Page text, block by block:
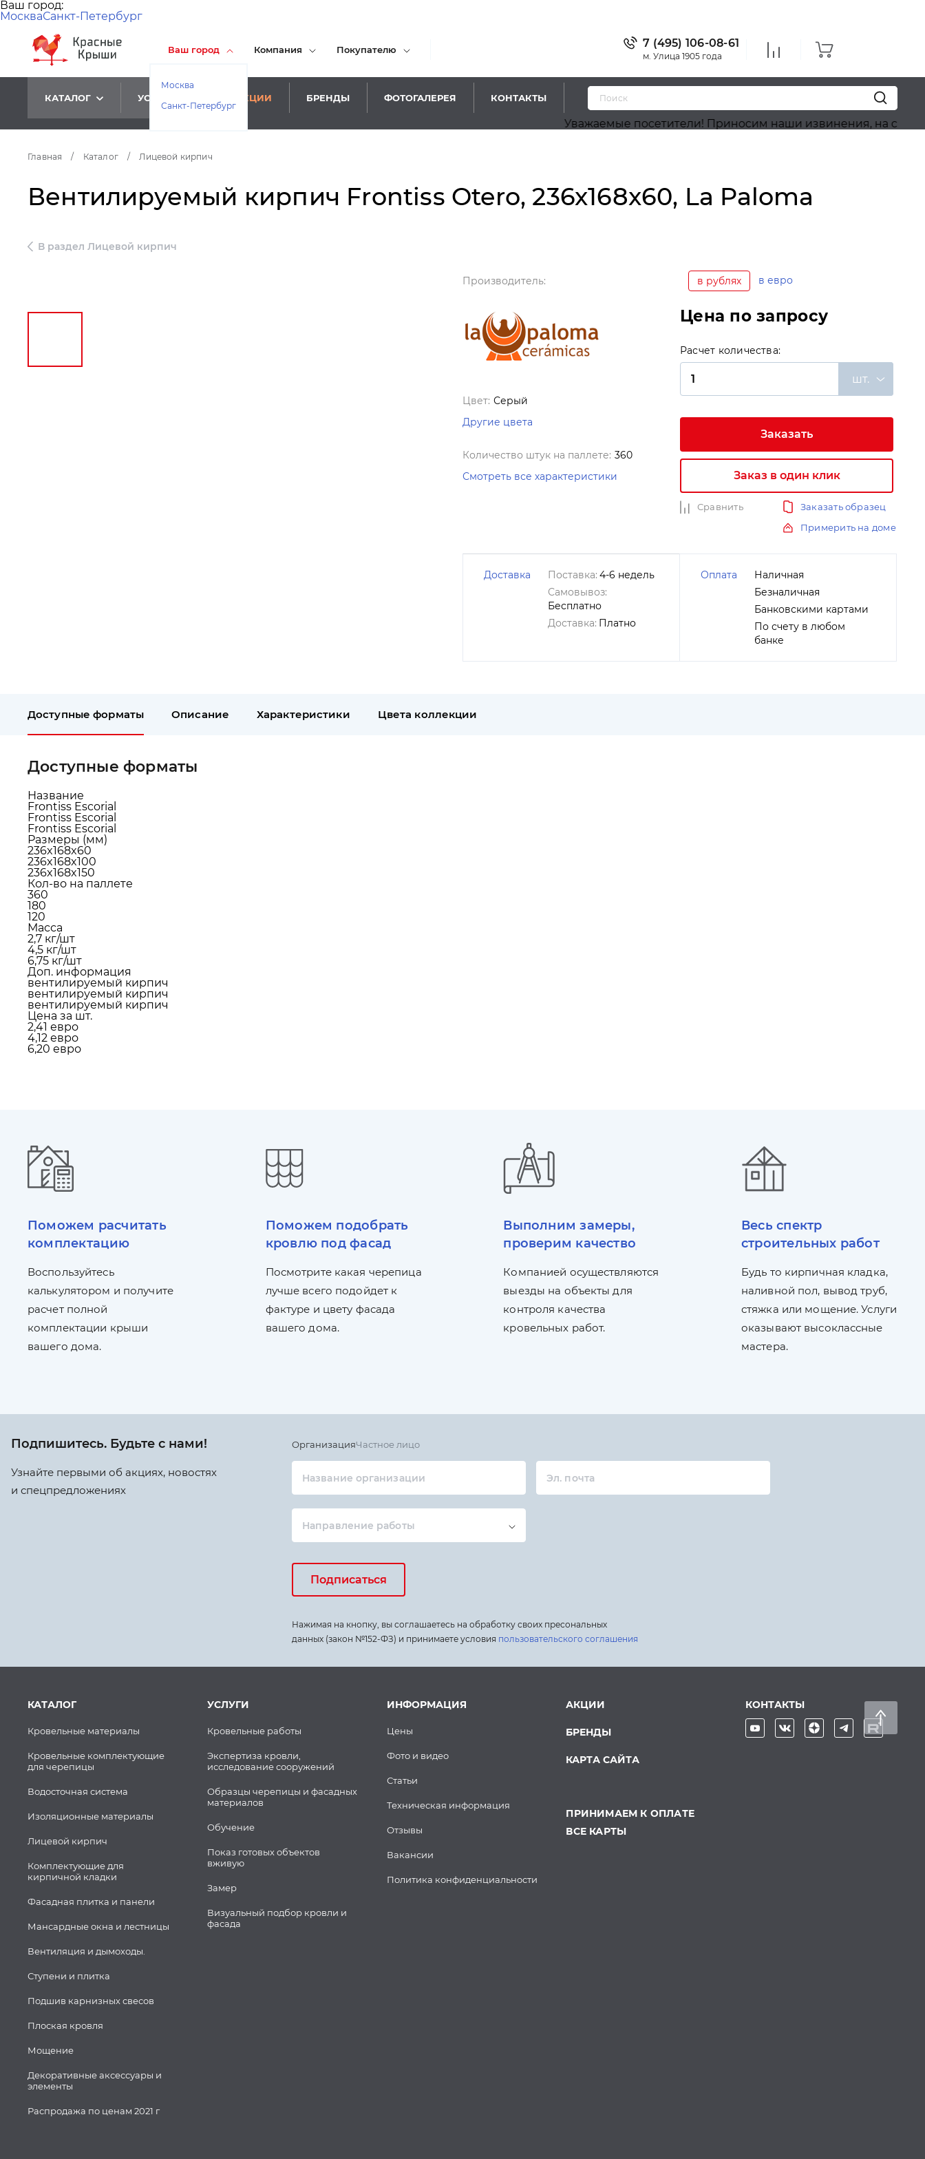
Ваш город:
МоскваСанкт-Петербург
Ваш город
Москва
Санкт-Петербург
Компания Покупателю
7 (495) 106-08-61
м. Улица 1905 года
КАТАЛОГ УСЛУГИ АКЦИИ БРЕНДЫ ФОТОГАЛЕРЕЯ КОНТАКТЫ
Уважаемые посетители! Приносим наши извинения, на сайте идёт
Главная / Каталог / Лицевой кирпич
Вентилируемый кирпич Frontiss Otero, 236x168x60, La Paloma
В раздел Лицевой кирпич
Производитель:
Цвет: Серый
Другие цвета
Количество штук на паллете: 360
Смотреть все характеристики
в рублях в евро
Цена по запросу
Расчет количества:
шт.
Заказать
Заказ в один клик
Сравнить
Заказать образец
Примерить на доме
Доставка Поставка: 4-6 недель
Самовывоз:
Бесплатно
Доставка: Платно
Оплата
Наличная
Безналичная
Банковскими картами
По счету в любом
банке
Доступные форматы Описание Характеристики Цвета коллекции
Доступные форматы
Название
Frontiss Escorial
Frontiss Escorial
Frontiss Escorial
Размеры (мм)
236x168x60
236x168x100
236x168x150
Кол-во на паллете
360
180
120
Масса
2,7 кг/шт
4,5 кг/шт
6,75 кг/шт
Доп. информация
вентилируемый кирпич
вентилируемый кирпич
вентилируемый кирпич
Цена за шт.
2,41 евро
4,12 евро
6,20 евро
Поможем расчитать
комплектацию
Воспользуйтесь
калькулятором и получите
расчет полной
комплектации крыши
вашего дома.
Поможем подобрать
кровлю под фасад
Посмотрите какая черепица
лучше всего подойдет к
фактуре и цвету фасада
вашего дома.
Выполним замеры,
проверим качество
Компанией осуществляются
выезды на объекты для
контроля качества
кровельных работ.
Весь спектр
строительных работ
Будь то кирпичная кладка,
наливной пол, вывод труб,
стяжка или мощение. Услуги
оказывают высоклассные
мастера.
Подпишитесь. Будьте с нами!
Узнайте первыми об акциях, новостях
и спецпредложениях
ОрганизацияЧастное лицо
Название организации Эл. почта
Направление работы
Подписаться
Нажимая на кнопку, вы соглашаетесь на обработку своих пресональных
данных (закон №152-ФЗ) и принимаете условия пользовательского соглашения
КАТАЛОГ
Кровельные материалы
Кровельные комплектующие
для черепицы
Водосточная система
Изоляционные материалы
Лицевой кирпич
Комплектующие для
кирпичной кладки
Фасадная плитка и панели
Мансардные окна и лестницы
Вентиляция и дымоходы.
Ступени и плитка
Подшив карнизных свесов
Плоская кровля
Мощение
Декоративные аксессуары и
элементы
Распродажа по ценам 2021 г
УСЛУГИ
Кровельные работы
Экспертиза кровли,
исследование сооружений
Образцы черепицы и фасадных
материалов
Обучение
Показ готовых объектов
вживую
Замер
Визуальный подбор кровли и
фасада
ИНФОРМАЦИЯ
Цены
Фото и видео
Статьи
Техническая информация
Отзывы
Вакансии
Политика конфиденциальности
АКЦИИ
БРЕНДЫ
КАРТА САЙТА
ПРИНИМАЕМ К ОПЛАТЕ
ВСЕ КАРТЫ
КОНТАКТЫ